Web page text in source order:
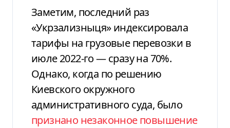
Заметим, последний раз
«Укрзализныця» индексировала
тарифы на грузовые перевозки в
июле 2022-го — сразу на 70%.
Однако, когда по решению
Киевского окружного
административного суда, было
признано незаконное повышение